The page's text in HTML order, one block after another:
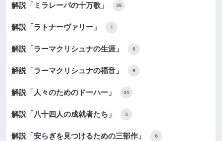
解説「ミラレーパの十万歌」 35
解説「ラトナーヴァリー」 1
解説「ラーマクリシュナの生涯」 6
解説「ラーマクリシュナの福音」 6
解説「人々のためのドーハー」 20
解説「八十四人の成就者たち」 3
解説「安らぎを見つけるための三部作」 6